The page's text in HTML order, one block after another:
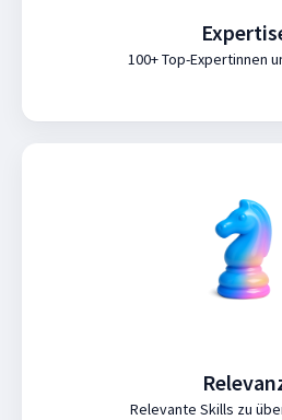
100+ Top-Expertinnen
Relevante Skills zu